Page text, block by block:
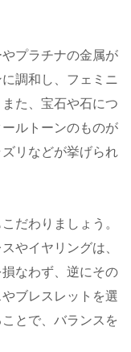
プラチナの金属が
調和し、フェミニ
た、宝石や石につ
ルトーンのものが
リなどが挙げられ
だわりましょう。
やイヤリングは、
なわず、逆にその
ブレスレットを選
とで、バランスを